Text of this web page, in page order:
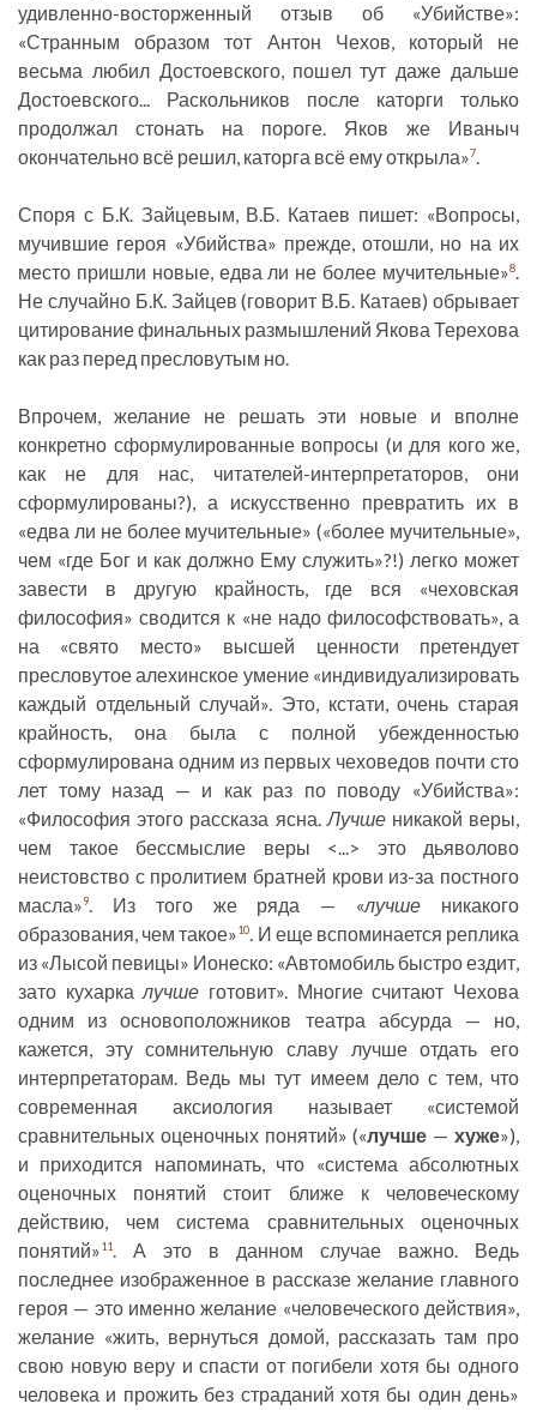
удивленно-восторженный отзыв об «Убийстве»:
«Странным образом тот Антон Чехов, который не
весьма любил Достоевского, пошел тут даже дальше
Достоевского... Раскольников после каторги только
продолжал стонать на пороге. Яков же Иваныч
окончательно всё решил, каторга всё ему открыла»7.
Споря с Б.К. Зайцевым, В.Б. Катаев пишет: «Вопросы,
мучившие героя «Убийства» прежде, отошли, но на их
место пришли новые, едва ли не более мучительные»8.
Не случайно Б.К. Зайцев (говорит В.Б. Катаев) обрывает
цитирование финальных размышлений Якова Терехова
как раз перед пресловутым но.
Впрочем, желание не решать эти новые и вполне
конкретно сформулированные вопросы (и для кого же,
как не для нас, читателей-интерпретаторов, они
сформулированы?), а искусственно превратить их в
«едва ли не более мучительные» («более мучительные»,
чем «где Бог и как должно Ему служить»?!) легко может
завести в другую крайность, где вся «чеховская
философия» сводится к «не надо философствовать», а
на «свято место» высшей ценности претендует
пресловутое алехинское умение «индивидуализировать
каждый отдельный случай». Это, кстати, очень старая
крайность, она была с полной убежденностью
сформулирована одним из первых чеховедов почти сто
лет тому назад — и как раз по поводу «Убийства»:
«Философия этого рассказа ясна.Лучшеникакой веры,
чем такое бессмыслие веры <...> это дьяволово
неистовство с пролитием братней крови из-за постного
масла»9. Из того же ряда — «лучше никакого
образования, чем такое»10. И еще вспоминается реплика
из «Лысой певицы» Ионеско: «Автомобиль быстро ездит,
зато кухаркалучше готовит». Многие считают Чехова
одним из основоположников театра абсурда — но,
кажется, эту сомнительную славу лучше отдать его
интерпретаторам. Ведь мы тут имеем дело с тем, что
современная аксиология называет «системой
сравнительных оценочных понятий» («лучше —хуже»),
и приходится напоминать, что «система абсолютных
оценочных понятий стоит ближе к человеческому
действию, чем система сравнительных оценочных
понятий»11. А это в данном случае важно. Ведь
последнее изображенное в рассказе желание главного
героя — это именно желание «человеческого действия»,
желание «жить, вернуться домой, рассказать там про
свою новую веру и спасти от погибели хотя бы одного
человека и прожить без страданий хотя бы один день»